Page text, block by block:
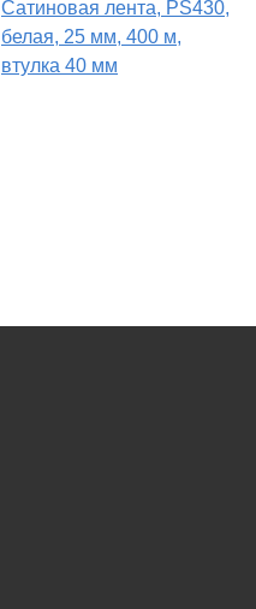
Сатиновая лента, PS430,
белая, 25 мм, 400 м,
втулка 40 мм